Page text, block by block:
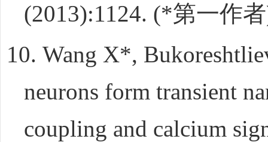
(2013):1124. (*第一作者
10. Wang X*,
neurons form transient
coupling and calcium